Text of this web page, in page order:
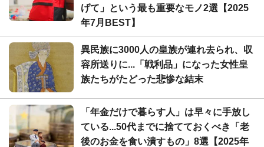
げて」という最も重要なモノ2選【2025
年7月BEST】
異民族に3000人の皇族が連れ去られ、収
容所送りに...「戦利品」になった女性皇
族たちがたどった悲惨な結末
「年金だけで暮らす人」は早々に手放し
ている...50代までに捨てておくべき「老
後のお金を食い潰すもの」8選【2025年